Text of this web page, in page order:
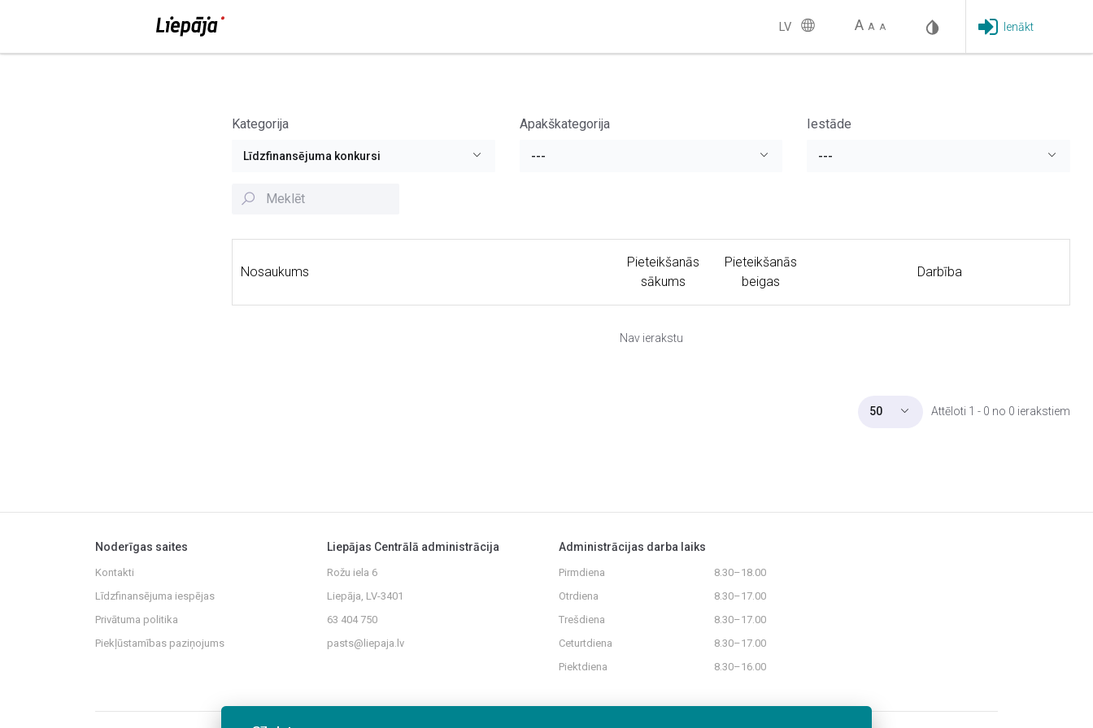
LV A A A Ienākt
Kategorija
Līdzfinansējuma konkursi
Apakškategorija
---
Iestāde
---
Nosaukums
Pieteikšanās
sākums
Pieteikšanās
beigas
Darbība
Nav ierakstu
50 Attēloti 1 - 0 no 0 ierakstiem
Noderīgas saites
Kontakti
Līdzfinansējuma iespējas
Privātuma politika
Piekļūstamības paziņojums
Liepājas Centrālā administrācija
Rožu iela 6
Liepāja, LV-3401
63 404 750
pasts@liepaja.lv
Administrācijas darba laiks
Pirmdiena
8.30–18.00
Otrdiena
8.30–17.00
Trešdiena
8.30–17.00
Ceturtdiena
8.30–17.00
Piektdiena
8.30–16.00